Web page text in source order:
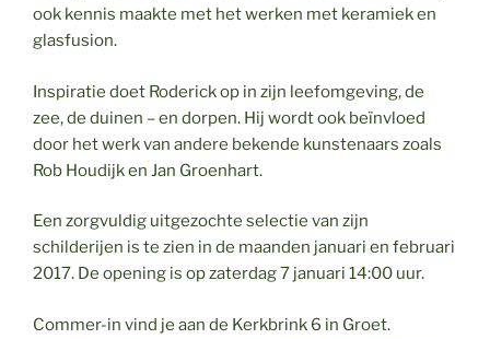
ook kennis maakte met het werken met keramiek en
glasfusion.
Inspiratie doet Roderick op in zijn leefomgeving, de
zee, de duinen – en dorpen. Hij wordt ook beïnvloed
door het werk van andere bekende kunstenaars zoals
Rob Houdijk en Jan Groenhart.
Een zorgvuldig uitgezochte selectie van zijn
schilderijen is te zien in de maanden januari en februari
2017. De opening is op zaterdag 7 januari 14:00 uur.
Commer-in vind je aan de Kerkbrink 6 in Groet.